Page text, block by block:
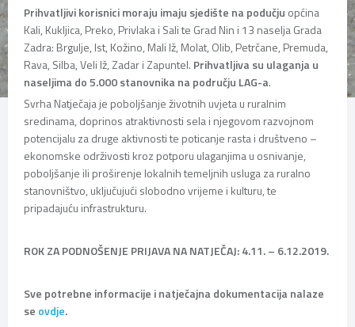
Prihvatljivi korisnici moraju imaju sjedište na podučju općina
Kali, Kukljica, Preko, Privlaka i Sali te Grad Nin i 13 naselja Grada
Zadra: Brgulje, Ist, Kožino, Mali Iž, Molat, Olib, Petrčane, Premuda,
Rava, Silba, Veli Iž, Zadar i Zapuntel. Prihvatljiva su ulaganja u
naseljima do 5.000 stanovnika na području LAG-a.
Svrha Natječaja je poboljšanje životnih uvjeta u ruralnim
sredinama, doprinos atraktivnosti sela i njegovom razvojnom
potencijalu za druge aktivnosti te poticanje rasta i društveno –
ekonomske održivosti kroz potporu ulaganjima u osnivanje,
poboljšanje ili proširenje lokalnih temeljnih usluga za ruralno
stanovništvo, uključujući slobodno vrijeme i kulturu, te
pripadajuću infrastrukturu.
ROK ZA PODNOŠENJE PRIJAVA NA NATJEČAJ: 4.11. – 6.12.2019.
Sve potrebne informacije i natječajna dokumentacija nalaze
se ovdje.